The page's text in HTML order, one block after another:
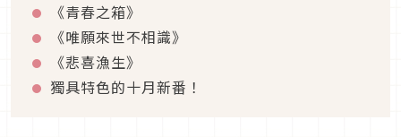
《青春之箱》
《唯願來世不相識》
《悲喜漁生》
獨具特色的十月新番！